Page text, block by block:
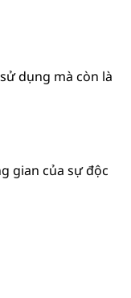
dụng mà còn là
gian của sự độc